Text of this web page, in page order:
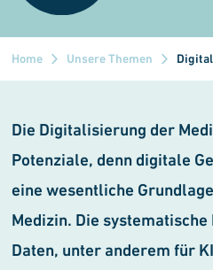
Home Unsere Themen
Die Digitalisierung der
Potenziale, denn digitale
eine wesentliche
Medizin. Die
Daten, unter anderem für